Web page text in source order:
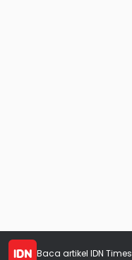
Baca artikel IDN Times